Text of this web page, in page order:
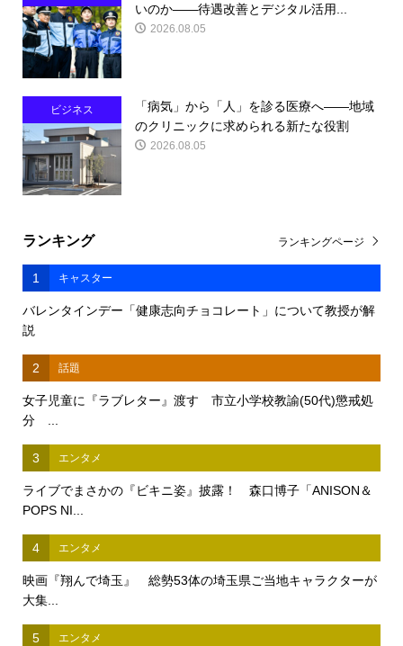
いのか――待遇改善とデジタル活用...
2026.08.05
ビジネス
「病気」から「人」を診る医療へ――地域
のクリニックに求められる新たな役割
2026.08.05
ランキング
1 キャスター
バレンタインデー「健康志向チョコレート」について教授が解
説
2 話題
女子児童に『ラブレター』渡す 市立小学校教諭(50代)懲戒処
分 ...
3 エンタメ
ライブでまさかの『ビキニ姿』披露！ 森口博子「ANISON＆
POPS NI...
4 エンタメ
映画『翔んで埼玉』 総勢53体の埼玉県ご当地キャラクターが
大集...
5 エンタメ
ランキングページ